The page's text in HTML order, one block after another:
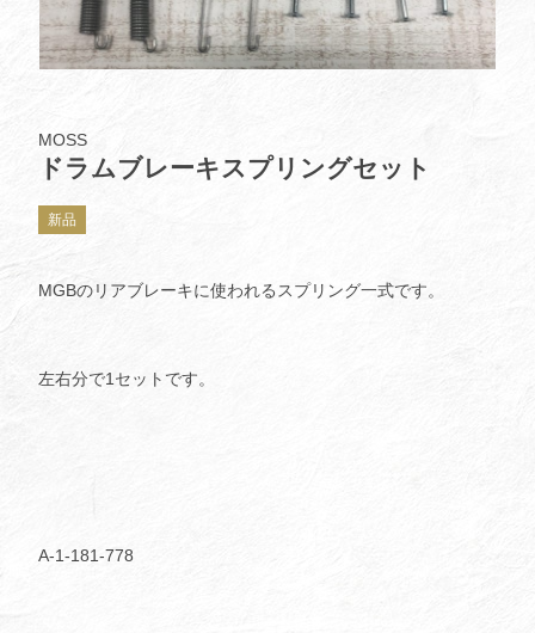
MOSS
ドラムブレーキスプリングセット
新品
MGBのリアブレーキに使われるスプリング一式です。
左右分で1セットです。
A-1-181-778